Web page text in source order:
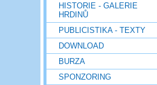
HISTORIE - GALERIE
HRDINŮ
PUBLICISTIKA - TEXTY
DOWNLOAD
BURZA
SPONZORING